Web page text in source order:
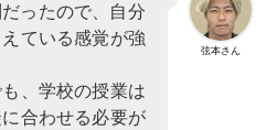
弦本さん
ったので、自分
ている感覚が強
、学校の授業は
合わせる必要が